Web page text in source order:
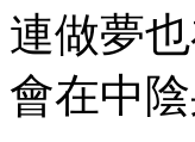
連做夢
會在中陰